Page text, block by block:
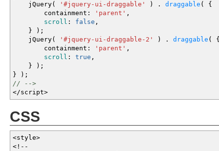
jQuery( '#jquery-ui-draggable' ) . draggable (
{
containment : 'parent' ,
scroll : false ,
}
) ;
jQuery( '#jquery-ui-draggable-2' ) . draggable (
containment : 'parent' ,
scroll : true ,
}
) ;
}
) ;
// -->
</script>
CSS
<style>
<!--